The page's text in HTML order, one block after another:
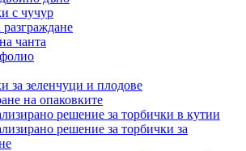
с чучур
разграждане
чанта
за зеленчуци и плодове
на опаковките
решение за торбички в кутии
решение за торбички за